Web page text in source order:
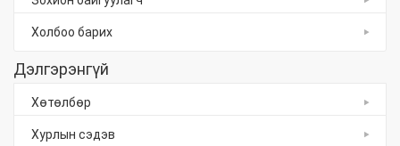
Холбоо барих
Дэлгэрэнгүй
Хөтөлбөр
Хурлын сэдэв